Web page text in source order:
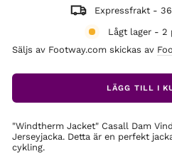
Expressfrakt -
Lågt lager - 2
Säljs av Footway.com skickas av
LÄGG TILL I
"Windtherm Jacket" Casall Dam
Jerseyjacka. Detta är en perfekt
cykling.